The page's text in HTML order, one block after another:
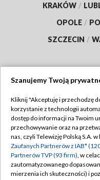
KRAKÓW /
OPOLE /
SZCZECIN /
Abonament TVP
Emisja w TVP
Centrum informacji
Naziemna Telewizja
Szanujemy Twoją
Kliknij "Akceptuję i przechodzę
korzystanie z technologii
dostęp do informacji na Twoim
przechowywanie oraz na
nas, czyli Telewizję Polską S.A.
Zaufanych Partnerów z IAB*
Partnerów TVP (93 firm), w
zautomatyzowanego
mierzenia ich skuteczności) i